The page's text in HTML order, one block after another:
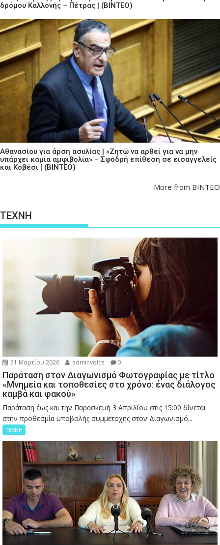
δρόμου Καλλονής – Πέτρας | (ΒΙΝΤΕΟ)
Αθανασίου για άρση ασυλίας | «Ζητώ να αρθεί για να μην
υπάρχει καμία αμφιβολία» – Σφοδρή επίθεση σε εισαγγελείς
και Κοβέσι | (ΒΙΝΤΕΟ)
More from ΒΙΝΤΕΟ
ΤΕΧΝΗ
31 Μαρτίου 2026 adminvoice 0
Παράταση στον Διαγωνισμό Φωτογραφίας με τίτλο
«Μνημεία και τοποθεσίες στο χρόνο: ένας διάλογος
καμβά και φακού»
Παράταση έως και την Παρασκευή 3 Απριλίου στις 15:00 δίνεται
στην προθεσμία υποβολής συμμετοχής στον Διαγωνισμό...
ΤΕΧΝΗ